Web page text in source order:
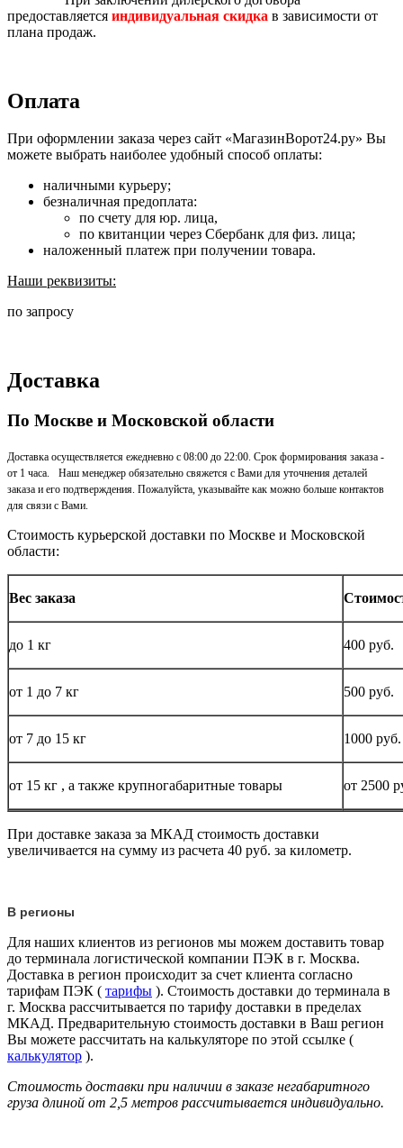
предоставляется индивидуальная скидка в зависимости от
плана продаж.
Оплата
При оформлении заказа через сайт «МагазинВорот24.ру» Вы
можете выбрать наиболее удобный способ оплаты:
наличными курьеру;
безналичная предоплата:
по счету для юр. лица,
по квитанции через Сбербанк для физ. лица;
наложенный платеж при получении товара.
Наши реквизиты:
по запросу
Доставка
По Москве и Московской области
Доставка осуществляется ежедневно с 08:00 до 22:00. Срок формирования заказа -
от 1 часа. Наш менеджер обязательно свяжется с Вами для уточнения деталей
заказа и его подтверждения. Пожалуйста, указывайте как можно больше контактов
для связи с Вами.
Стоимость курьерской доставки по Москве и Московской
области:
Вес заказа
до 1 кг 400 руб.
от 1 до 7 кг 500 руб.
от 7 до 15 кг 1000 руб.
от 15 кг , а также крупногабаритные товары от 2500
При доставке заказа за МКАД стоимость доставки
увеличивается на сумму из расчета 40 руб. за километр.
В регионы
Для наших клиентов из регионов мы можем доставить товар
до терминала логистической компании ПЭК в г. Москва.
Доставка в регион происходит за счет клиента согласно
тарифам ПЭК ( тарифы ). Стоимость доставки до терминала в
г. Москва рассчитывается по тарифу доставки в пределах
МКАД. Предварительную стоимость доставки в Ваш регион
Вы можете рассчитать на калькуляторе по этой ссылке (
калькулятор ).
Стоимость доставки при наличии в заказе негабаритного
груза длиной от 2,5 метров рассчитывается индивидуально.